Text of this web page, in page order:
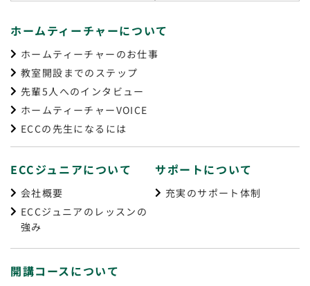
ホームティーチャーについて
ホームティーチャーのお仕事
教室開設までのステップ
先輩5人へのインタビュー
ホームティーチャーVOICE
ECCの先生になるには
ECCジュニアについて
会社概要
ECCジュニアのレッスンの
強み
サポートについて
充実のサポート体制
開講コースについて